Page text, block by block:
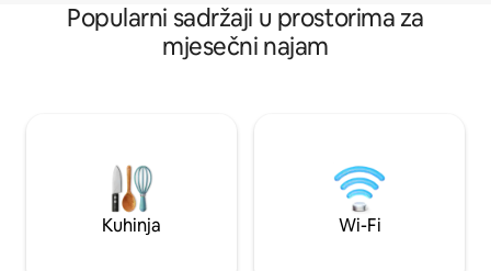
Popularni sadržaji u prostorima za
mjesečni najam
Kuhinja Wi-Fi